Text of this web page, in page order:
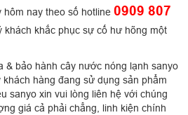
hôm nay theo số hotline 0909 807
khách khắc phục sự cố hư hõng một
& bảo hành cây nước nóng lạnh sanyo
hàng đang sử dụng sản phẩm
sanyo xin vui lòng liên hệ với chúng
giá cả phải chẳng, linh kiện chính